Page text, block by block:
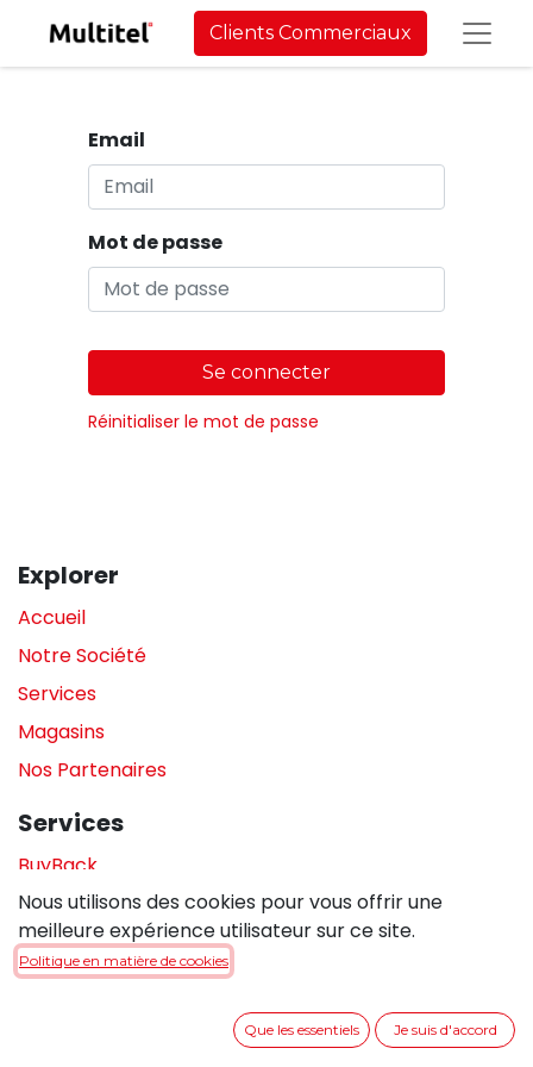
Clients Commerciaux
Email
Mot de passe
Se connecter
Réinitialiser le mot de passe
Explorer
Accueil
Notre Société
Services
Magasins
Nos Partenaires
Services
BuyBack
Assistance en magasin
Réparations
Politique de confidentialité
Nous utilisons des cookies pour vous offrir une
meilleure expérience utilisateur sur ce site.
Politique en matière de cookies
Que les essentiels Je suis d'accord